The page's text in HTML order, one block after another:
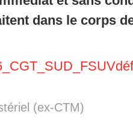
dans le corps
(ex-CTM)